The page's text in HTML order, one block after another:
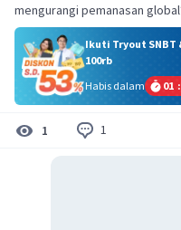
mengurangi pemanasan
Ikuti Tryout SNBT
100rb
Habis dalam
01 :
1 1